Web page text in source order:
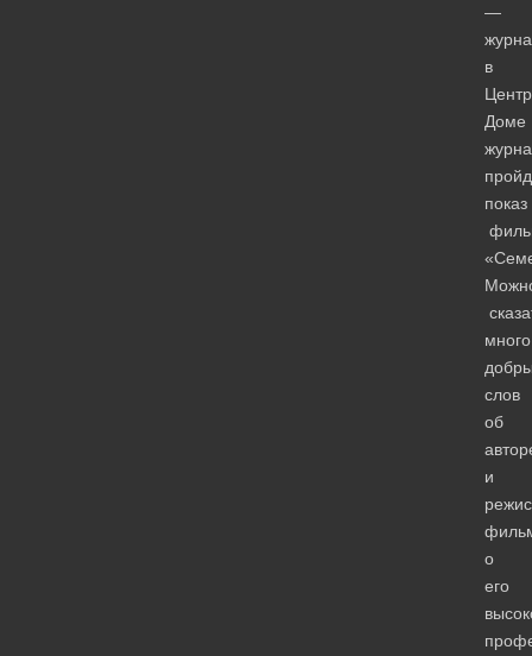
—
в
Доме
показ
много
слов
об
и
о
его